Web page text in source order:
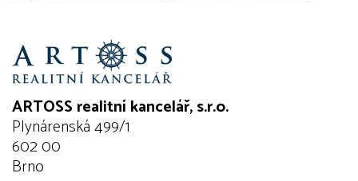
ARTOSS realitní kancelář, s.r.o.
Plynárenská 499/1
602 00
Brno